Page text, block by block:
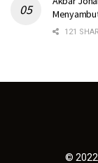
121
© 2022